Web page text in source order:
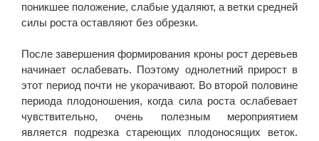
поникшее положение, слабые удаляют, а ветки средней
силы роста оставляют без обрезки.
После завершения формирования кроны рост деревьев
начинает ослабевать. Поэтому однолетний прирост в
этот период почти не укорачивают. Во второй половине
периода плодоношения, когда сила роста ослабевает
чувствительно, очень полезным мероприятием
является подрезка стареющих плодоносящих веток.